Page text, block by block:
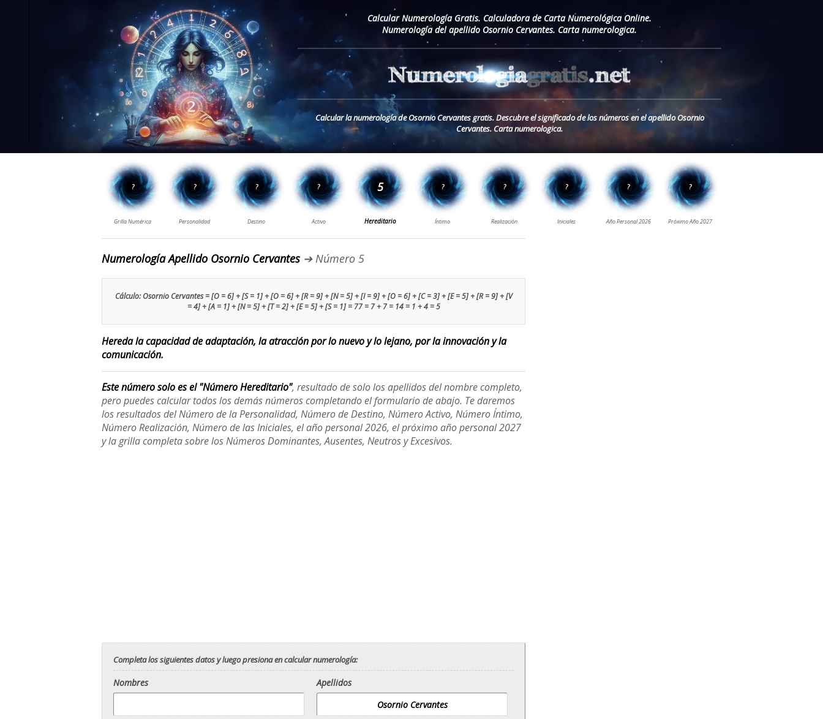
Calcular Numerología Gratis. Calculadora de Carta Numerológica Online.
Numerología del apellido Osornio Cervantes. Carta numerologica.
Calcular la numerología de Osornio Cervantes gratis. Descubre el significado de los números en el apellido Osornio
Cervantes. Carta numerologica.
Numerología Apellido Osornio Cervantes ➔ Número 5
Cálculo: Osornio Cervantes = [O = 6] + [S = 1] + [O = 6] + [R = 9] + [N = 5] + [I = 9] + [O = 6] + [C = 3] + [E = 5] + [R = 9] + [V
= 4] + [A = 1] + [N = 5] + [T = 2] + [E = 5] + [S = 1] = 77 = 7 + 7 = 14 = 1 + 4 = 5
Hereda la capacidad de adaptación, la atracción por lo nuevo y lo lejano, por la innovación y la
comunicación.
Este número solo es el "Número Hereditario", resultado de solo los apellidos del nombre completo,
pero puedes calcular todos los demás números completando el formulario de abajo. Te daremos
los resultados del Número de la Personalidad, Número de Destino, Número Activo, Número Íntimo,
Número Realización, Número de las Iniciales, el año personal 2026, el próximo año personal 2027
y la grilla completa sobre los Números Dominantes, Ausentes, Neutros y Excesivos.
Completa los siguientes datos y luego presiona en calcular numerología:
Nombres Apellidos